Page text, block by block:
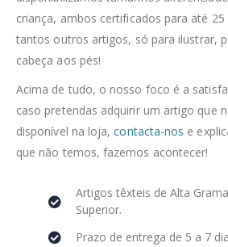
criança, ambos certificados para até
tantos outros artigos, só para ilustrar,
cabeça aos pés!
Acima de tudo, o nosso foco é a
caso pretendas adquirir um artigo que
disponível na loja,contacta-nos e
que não temos, fazemos acontecer!
Artigos têxteis de Alta
Superior.
Prazo de entrega de 5 a 7